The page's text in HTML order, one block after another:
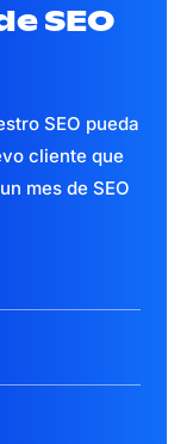
SEO
SEO pueda
cliente que
mes de SEO